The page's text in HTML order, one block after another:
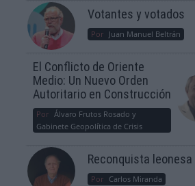
Votantes y votados
Por Juan Manuel Beltrán
El Conflicto de Oriente
Medio: Un Nuevo Orden
Autoritario en Construcción
Por Álvaro Frutos Rosado y
Gabinete Geopolítica de Crisis
Reconquista leonesa
Por Carlos Miranda